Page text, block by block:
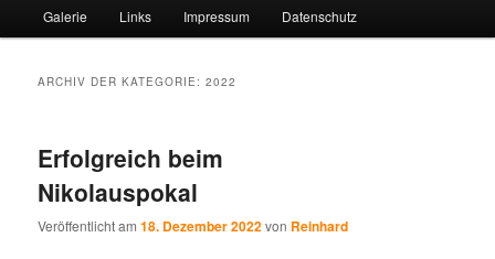
Galerie Links Impressum Datenschutz
ARCHIV DER KATEGORIE:2022
Erfolgreich beim
Nikolauspokal
Veröffentlicht am18. Dezember 2022von Reinhard